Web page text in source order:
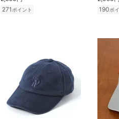
271 ポイント
190ポ